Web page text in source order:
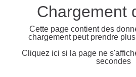
Chargement
Cette page contient des
chargement peut prendre
Cliquez ici si la page ne
secondes